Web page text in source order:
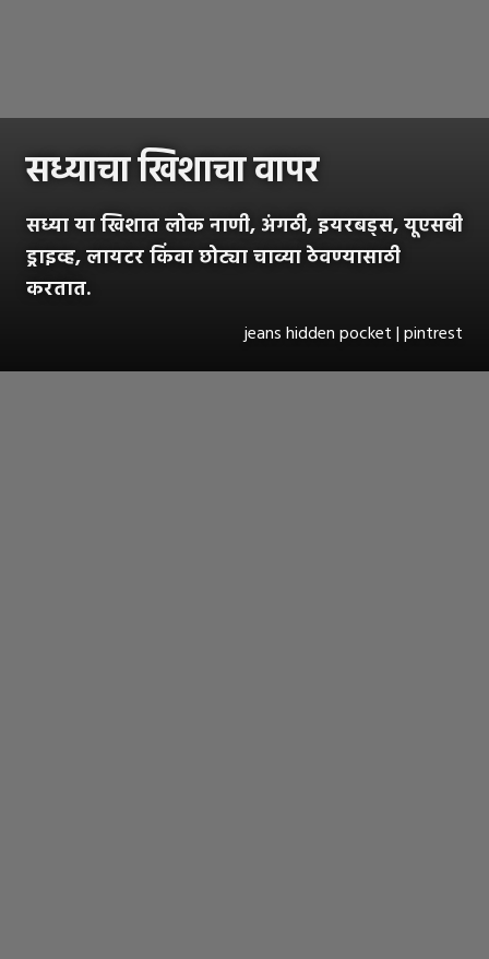
सध्याचा खिशाचा वापर
सध्या या खिशात लोक नाणी, अंगठी, इयरबड्स, यूएसबी
ड्राइव्ह, लायटर किंवा छोट्या चाव्या ठेवण्यासाठी
करतात.
jeans hidden pocket | pintrest